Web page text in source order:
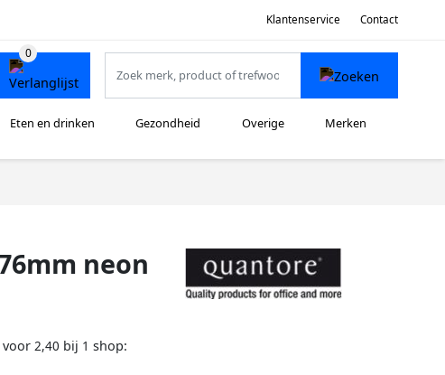
Klantenservice Contact
Eten en drinken Gezondheid Overige Merken
neon
voor 2,40 bij 1 shop: